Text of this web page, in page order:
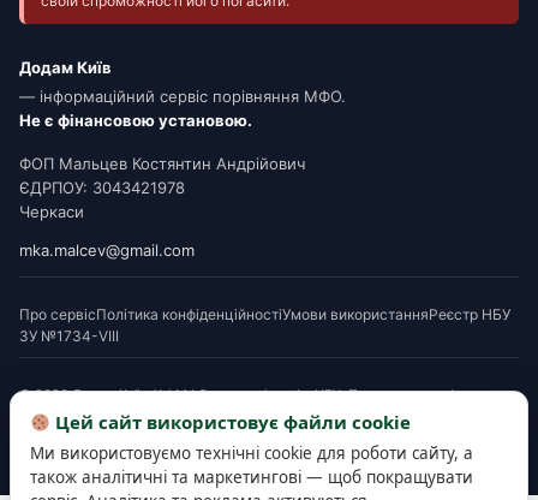
Додам Київ
— інформаційний сервіс порівняння МФО.
Не є фінансовою установою.
ФОП Мальцев Костянтин Андрійович
ЄДРПОУ: 3043421978
Черкаси
mka.malcev@gmail.com
Про сервісПолітика конфіденційностіУмови використанняРеєстр НБУ
ЗУ №1734-VIII
© 2026 Додам Київ. Усі МФО мають ліцензію НБУ. Посилання на офери є
партнерськими. Перед підписанням ознайомтеся з Паспортом споживчого
кредиту. Деякі матеріали готуються з використанням AI-інструментів і
верифікуються редакцією.
Цей сайт використовує файли cookie
Ми використовуємо технічні cookie для роботи сайту, а
також аналітичні та маркетингові — щоб покращувати